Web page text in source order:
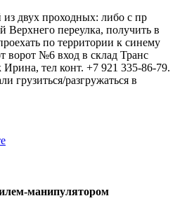
из двух проходных: либо с пр
Верхнего переулка, получить в
по территории к синему
ворот №6 вход в склад Транс
тел конт. +7 921 335-86-79.
грузиться/разгружаться в
манипулятором